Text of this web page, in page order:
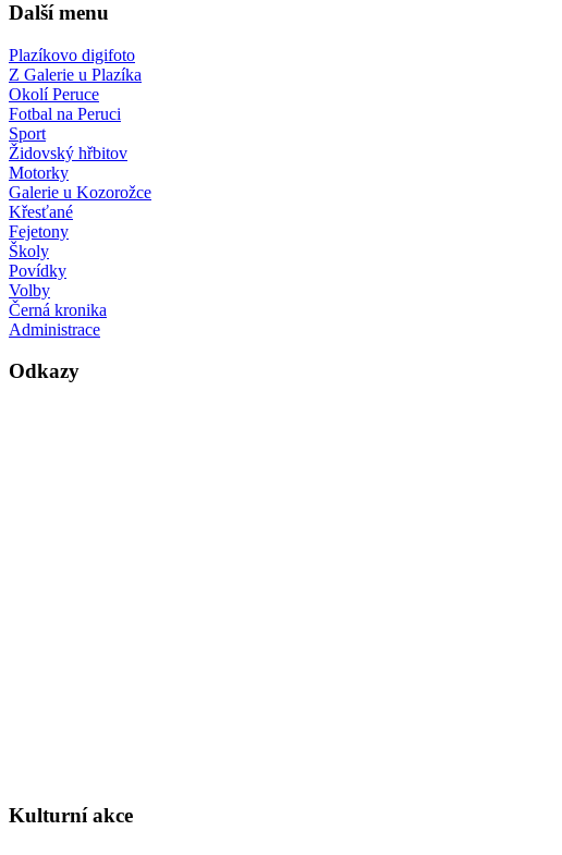
Další menu
Plazíkovo digifoto
Z Galerie u Plazíka
Okolí Peruce
Fotbal na Peruci
Sport
Židovský hřbitov
Motorky
Galerie u Kozorožce
Křesťané
Fejetony
Školy
Povídky
Volby
Černá kronika
Administrace
Odkazy
Kulturní akce